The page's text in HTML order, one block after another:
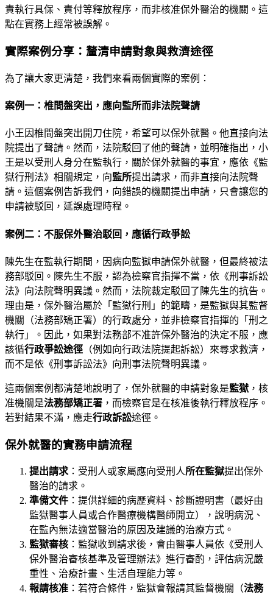
責執行具保、責付等釋放程序，而非核准保外醫治的機關。這
點在實務上經常被誤解。
實際案例分享：釐清申請對象與救濟途徑
為了讓大家更清楚，我們來看兩個實際的案例：
案例一：椎間盤突出，應向監所而非法院聲請
小王因椎間盤突出開刀住院，希望可以保外就醫。他直接向法
院提出了聲請。然而，法院駁回了他的聲請，並明確指出，小
王是以受刑人身分在監執行，關於保外就醫的事宜，應依《監
獄行刑法》相關規定，向監所提出請求，而非直接向法院聲
請。這個案例告訴我們，向錯誤的機關提出申請，只會讓您的
申請被駁回，延誤處理時程。
案例二：不服保外醫治駁回，應循行政爭訟
陳先生在監執行期間，因病向監獄申請保外就醫，但最終被法
務部駁回。陳先生不服，認為檢察官指揮不當，依《刑事訴訟
法》向法院聲明異議。然而，法院裁定駁回了陳先生的抗告。
理由是，保外醫治屬於「監獄行刑」的範疇，是監獄與其監督
機關（法務部矯正署）的行政處分，並非檢察官指揮的「刑之
執行」。因此，如果對法務部不准許保外醫治的決定不服，應
該循行政爭訟途徑 （例如向行政法院提起訴訟）來尋求救濟，
而不是依《刑事訴訟法》向刑事法院聲明異議。
這兩個案例都清楚地說明了，保外就醫的申請對象是監獄 ，核
准機關是法務部矯正署 ，而檢察官是在核准後執行釋放程序。
若對結果不滿，應走行政訴訟途徑。
保外就醫的實務申請流程
提出請求 ：受刑人或家屬應向受刑人所在監獄提出保外
醫治的請求。
準備文件 ：提供詳細的病歷資料、診斷證明書（最好由
監獄醫事人員或合作醫療機構醫師開立），說明病況、
在監內無法適當醫治的原因及建議的治療方式。
監獄審核 ：監獄收到請求後，會由醫事人員依《受刑人
保外醫治審核基準及管理辦法》進行審酌，評估病況嚴
重性、治療計畫、生活自理能力等。
報請核准 ：若符合條件，監獄會報請其監督機關（法務